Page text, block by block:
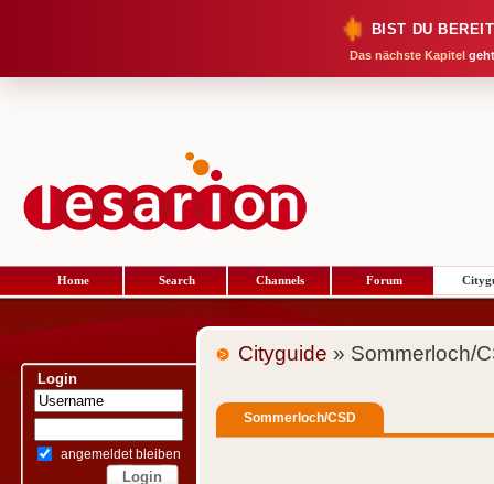
BIST DU
Das nächste Kapitel
Home Search Channels Forum
Login
angemeldet bleiben
Cityguide » Sommerloch/
Sommerloch/CSD